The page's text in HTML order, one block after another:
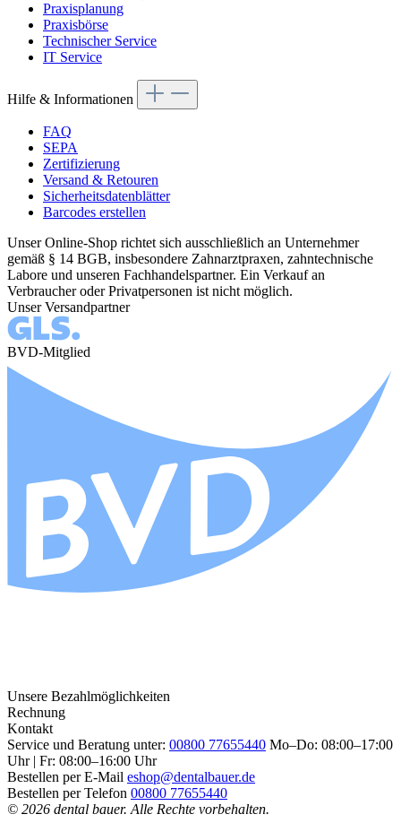
Praxisplanung
Praxisbörse
Technischer Service
IT Service
Hilfe & Informationen
FAQ
SEPA
Zertifizierung
Versand & Retouren
Sicherheitsdatenblätter
Barcodes erstellen
Unser Online-Shop richtet sich ausschließlich an Unternehmer
gemäß § 14 BGB, insbesondere Zahnarztpraxen, zahntechnische
Labore und unseren Fachhandelspartner. Ein Verkauf an
Verbraucher oder Privatpersonen ist nicht möglich.
Unser Versandpartner
BVD-Mitglied
Unsere Bezahlmöglichkeiten
Rechnung
Kontakt
Service und Beratung unter: 00800 77655440 Mo–Do: 08:00–17:00
Uhr | Fr: 08:00–16:00 Uhr
Bestellen per E-Mail eshop@dentalbauer.de
Bestellen per Telefon 00800 77655440
© 2026 dental bauer. Alle Rechte vorbehalten.